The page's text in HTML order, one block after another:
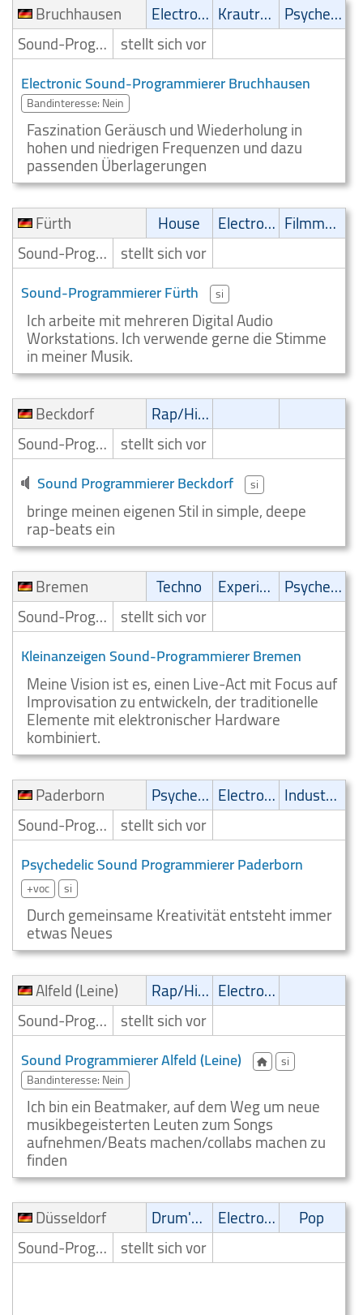
Bruchhausen Electronic Krautrock
Psychedelic
Sound-Programmierer stellt sich vor
Electronic Sound-Programmierer Bruchhausen
Bandinteresse: Nein
Faszination Geräusch und Wiederholung in
hohen und niedrigen Frequenzen und dazu
passenden Überlagerungen
Fürth
House Electronic
Filmmusik
Sound-Programmierer stellt sich vor
Sound-Programmierer Fürth si
Ich arbeite mit mehreren Digital Audio
Workstations. Ich verwende gerne die Stimme
in meiner Musik.
Beckdorf
Rap/Hip-Hop/RnB
Sound-Programmierer stellt sich vor
Sound Programmierer Beckdorf si
bringe meinen eigenen Stil in simple, deepe
rap-beats ein
Bremen
Techno Experimental
Psychedelic
Sound-Programmierer stellt sich vor
Kleinanzeigen Sound-Programmierer Bremen
Meine Vision ist es, einen Live-Act mit Focus auf
Improvisation zu entwickeln, der traditionelle
Elemente mit elektronischer Hardware
kombiniert.
Paderborn
Psychedelic Electronic
Industrial
Sound-Programmierer stellt sich vor
Psychedelic Sound Programmierer Paderborn
+voc si
Durch gemeinsame Kreativität entsteht immer
etwas Neues
Alfeld (Leine)
Rap/Hip-Hop/RnB
Electronic
Sound-Programmierer stellt sich vor
Sound Programmierer Alfeld (Leine)
si
Bandinteresse: Nein
Ich bin ein Beatmaker, auf dem Weg um neue
musikbegeisterten Leuten zum Songs
aufnehmen/Beats machen/collabs machen zu
finden
Düsseldorf
Drum'n' Bass Electronic
Pop
Sound-Programmierer stellt sich vor